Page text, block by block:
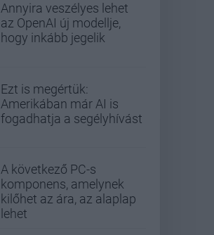
Annyira veszélyes lehet
az OpenAI új modellje,
hogy inkább jegelik
Ezt is megértük:
Amerikában már AI is
fogadhatja a segélyhívást
A következő PC-s
komponens, amelynek
kilőhet az ára, az alaplap
lehet